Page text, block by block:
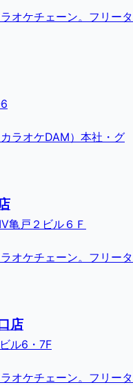
オケチェーン。フリータ
ラオケDAM）本社・グ
亀戸２ビル６Ｆ
オケチェーン。フリータ
店
ル6・7F
オケチェーン。フリータ